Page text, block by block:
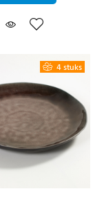
4 stuks